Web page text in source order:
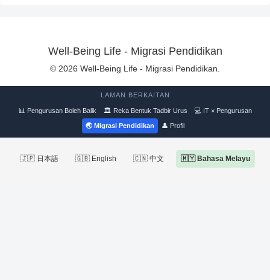
Well-Being Life - Migrasi Pendidikan
© 2026 Well-Being Life - Migrasi Pendidikan.
LAMAN BERKAITAN
📊 Pengurusan Boleh Balik 🏛 Reka Bentuk Tadbir Urus 💻 IT × Pengurusan
🌏 Migrasi Pendidikan 👤 Profil
🇯🇵 日本語 🇬🇧 English 🇨🇳 中文 🇲🇾 Bahasa Melayu